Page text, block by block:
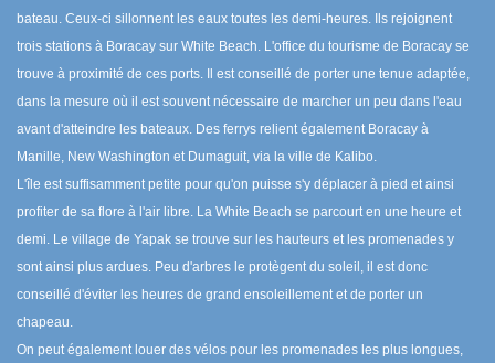
bateau. Ceux-ci sillonnent les eaux toutes les demi-heures. Ils rejoignent
trois stations à Boracay sur White Beach. L'office du tourisme de Boracay se
trouve à proximité de ces ports. Il est conseillé de porter une tenue adaptée,
dans la mesure où il est souvent nécessaire de marcher un peu dans l'eau
avant d'atteindre les bateaux. Des ferrys relient également Boracay à
Manille, New Washington et Dumaguit, via la ville de Kalibo.
L'île est suffisamment petite pour qu'on puisse s'y déplacer à pied et ainsi
profiter de sa flore à l'air libre. La White Beach se parcourt en une heure et
demi. Le village de Yapak se trouve sur les hauteurs et les promenades y
sont ainsi plus ardues. Peu d'arbres le protègent du soleil, il est donc
conseillé d'éviter les heures de grand ensoleillement et de porter un
chapeau.
On peut également louer des vélos pour les promenades les plus longues,